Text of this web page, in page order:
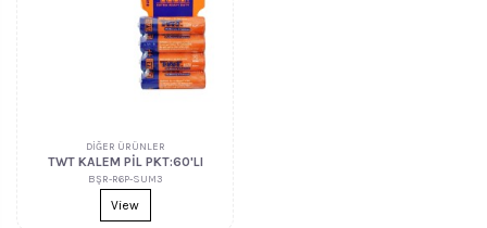
DİĞER ÜRÜNLER
TWT KALEM PİL PKT:60'LI
BŞR-R6P-SUM3
View